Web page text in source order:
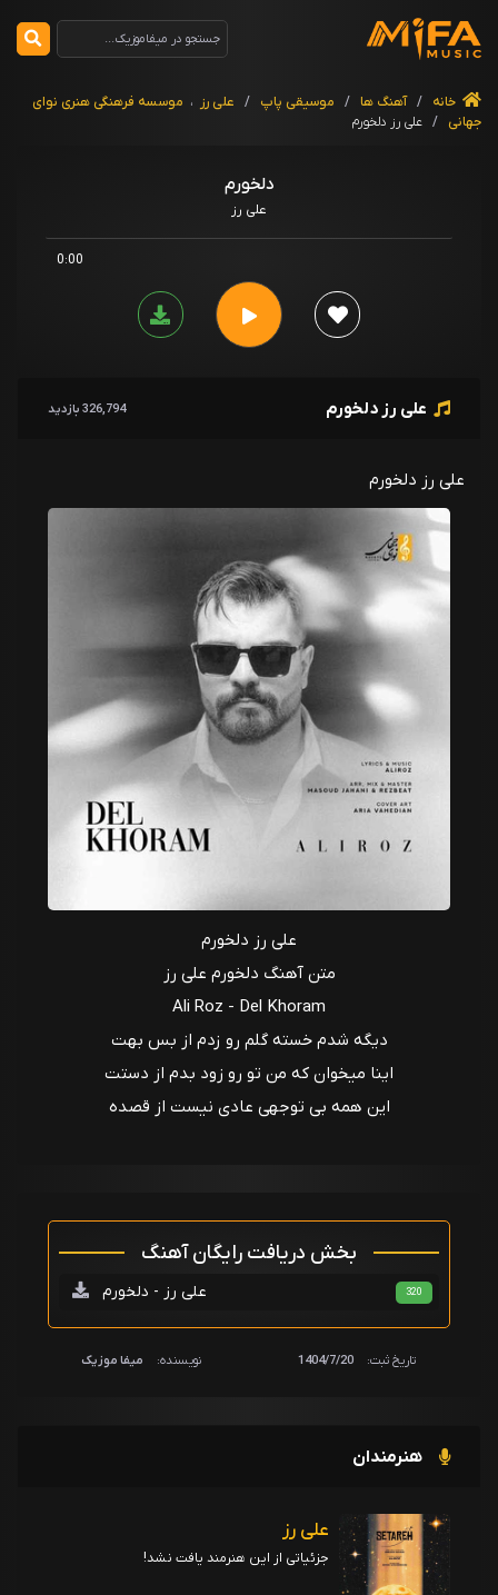
خانه / آهنگ ها / موسیقی پاپ / علی رز ، موسسه فرهنگی هنری نوای
جهانی / علی رز دلخورم
دلخورم
علی رز
0:00
علی رز دلخورم 326,794 بازدید
علی رز دلخورم
علی رز دلخورم
متن آهنگ دلخورم علی رز
Ali Roz - Del Khoram
دیگه شدم خسته گلم رو زدم از بس بهت
اینا میخوان که من تو رو زود بدم از دستت
این همه بی توجهی عادی نیست از قصده
بخش دریافت رایگان آهنگ
علی رز - دلخورم 320
تاریخ ثبت: 1404/7/20 نویسنده: میفا موزیک
هنرمندان
علی رز
جزئیاتی از این هنرمند یافت نشد!